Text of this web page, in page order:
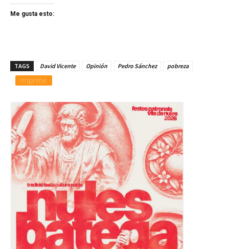
Me gusta esto:
TAGS David Vicente Opinión Pedro Sánchez pobreza
Imprimir